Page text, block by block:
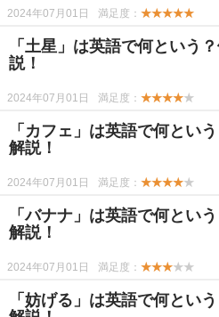
2024年07月01日 満足度： ★★★★★
「土星」は英語で何という
説！
2024年07月01日 満足度： ★★★★★
「カフェ」は英語で何とい
解説！
2024年07月01日 満足度： ★★★★★
「バナナ」は英語で何とい
解説！
2024年07月01日 満足度： ★★★★★
「妨げる」は英語で何とい